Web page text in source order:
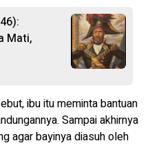
Mati,
ibu itu meminta bantuan
Sampai akhirnya
agar bayinya diasuh oleh